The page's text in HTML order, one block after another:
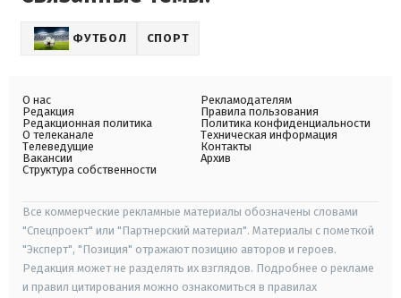
ФУТБОЛ СПОРТ
О нас
Редакция
Редакционная политика
О телеканале
Телеведущие
Вакансии
Структура собственности
Рекламодателям
Правила пользования
Политика конфиденциальности
Техническая информация
Контакты
Архив
Все коммерческие рекламные материалы обозначены словами
"Спецпроект" или "Партнерский материал". Материалы с пометкой
"Эксперт", "Позиция" отражают позицию авторов и героев.
Редакция может не разделять их взглядов. Подробнее о рекламе
и правил цитирования можно ознакомиться в правилах